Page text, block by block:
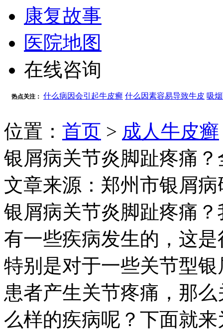
康复故事
医院地图
在线咨询
热点关注： 什么病因会引起牛皮癣 什么因素容易导致牛皮 吸
位置： 首页 > 成人牛皮癣
银屑病关节炎脚趾疼痛
文章来源：郑州市银屑病
银屑病关节炎脚趾疼痛
有一些疾病发生的，这
特别是对于一些关节型
患者产生关节疼痛，那
么样的疾病呢？下面就